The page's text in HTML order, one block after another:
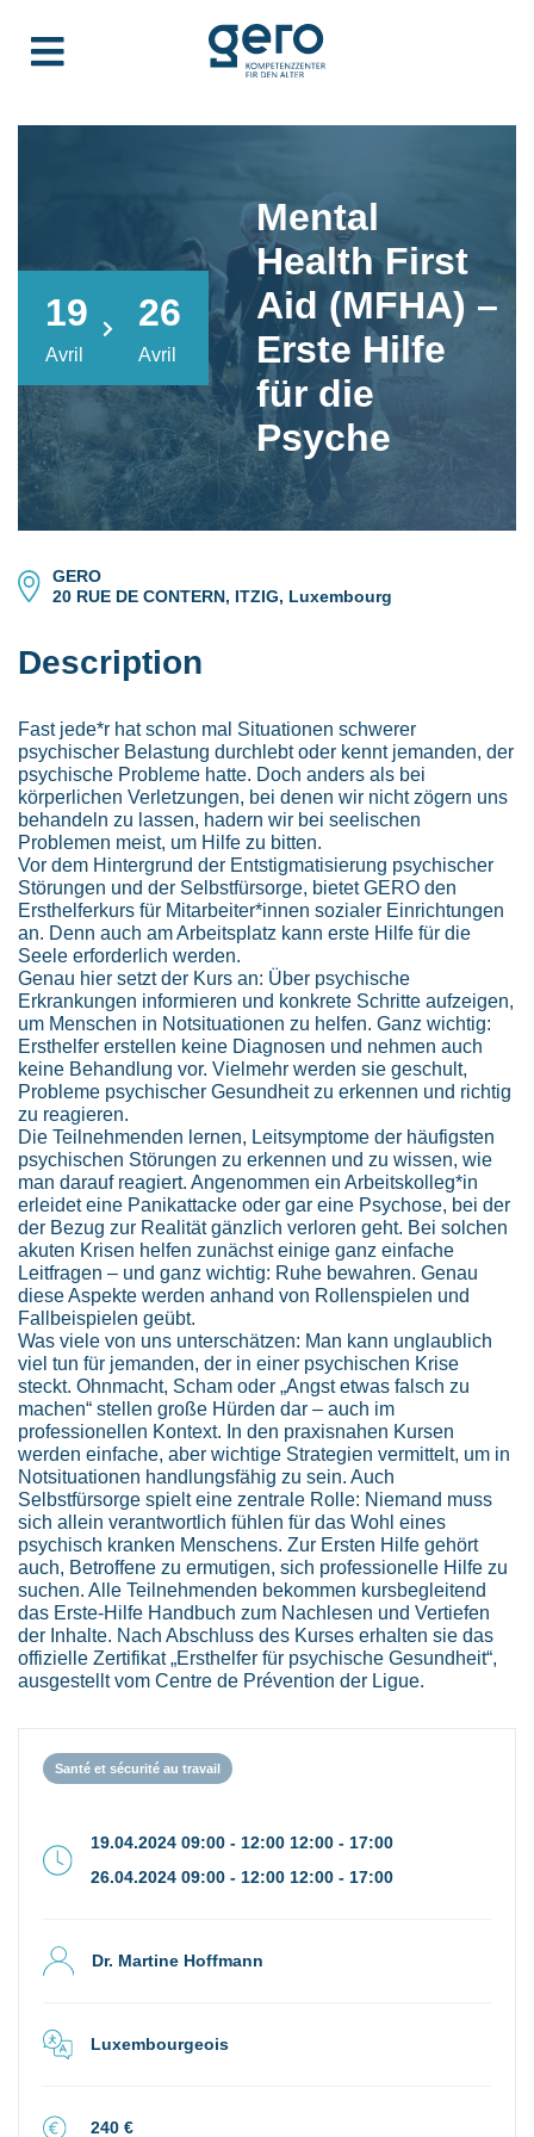
19
Avril
26
Avril
Mental
Health First
Aid (MFHA) –
Erste Hilfe
für die
Psyche
GERO
20 RUE DE CONTERN, ITZIG, Luxembourg
Description
Fast jede*r hat schon mal Situationen schwerer
psychischer Belastung durchlebt oder kennt jemanden, der
psychische Probleme hatte. Doch anders als bei
körperlichen Verletzungen, bei denen wir nicht zögern uns
behandeln zu lassen, hadern wir bei seelischen
Problemen meist, um Hilfe zu bitten.
Vor dem Hintergrund der Entstigmatisierung psychischer
Störungen und der Selbstfürsorge, bietet GERO den
Ersthelferkurs für Mitarbeiter*innen sozialer Einrichtungen
an. Denn auch am Arbeitsplatz kann erste Hilfe für die
Seele erforderlich werden.
Genau hier setzt der Kurs an: Über psychische
Erkrankungen informieren und konkrete Schritte aufzeigen,
um Menschen in Notsituationen zu helfen. Ganz wichtig:
Ersthelfer erstellen keine Diagnosen und nehmen auch
keine Behandlung vor. Vielmehr werden sie geschult,
Probleme psychischer Gesundheit zu erkennen und richtig
zu reagieren.
Die Teilnehmenden lernen, Leitsymptome der häufigsten
psychischen Störungen zu erkennen und zu wissen, wie
man darauf reagiert. Angenommen ein Arbeitskolleg*in
erleidet eine Panikattacke oder gar eine Psychose, bei der
der Bezug zur Realität gänzlich verloren geht. Bei solchen
akuten Krisen helfen zunächst einige ganz einfache
Leitfragen – und ganz wichtig: Ruhe bewahren. Genau
diese Aspekte werden anhand von Rollenspielen und
Fallbeispielen geübt.
Was viele von uns unterschätzen: Man kann unglaublich
viel tun für jemanden, der in einer psychischen Krise
steckt. Ohnmacht, Scham oder „Angst etwas falsch zu
machen“ stellen große Hürden dar – auch im
professionellen Kontext. In den praxisnahen Kursen
werden einfache, aber wichtige Strategien vermittelt, um in
Notsituationen handlungsfähig zu sein. Auch
Selbstfürsorge spielt eine zentrale Rolle: Niemand muss
sich allein verantwortlich fühlen für das Wohl eines
psychisch kranken Menschens. Zur Ersten Hilfe gehört
auch, Betroffene zu ermutigen, sich professionelle Hilfe zu
suchen. Alle Teilnehmenden bekommen kursbegleitend
das Erste-Hilfe Handbuch zum Nachlesen und Vertiefen
der Inhalte. Nach Abschluss des Kurses erhalten sie das
offizielle Zertifikat „Ersthelfer für psychische Gesundheit“,
ausgestellt vom Centre de Prévention der Ligue.
Santé et sécurité au travail
19.04.2024 09:00 - 12:00 12:00 - 17:00
26.04.2024 09:00 - 12:00 12:00 - 17:00
Dr. Martine Hoffmann
Luxembourgeois
240 €